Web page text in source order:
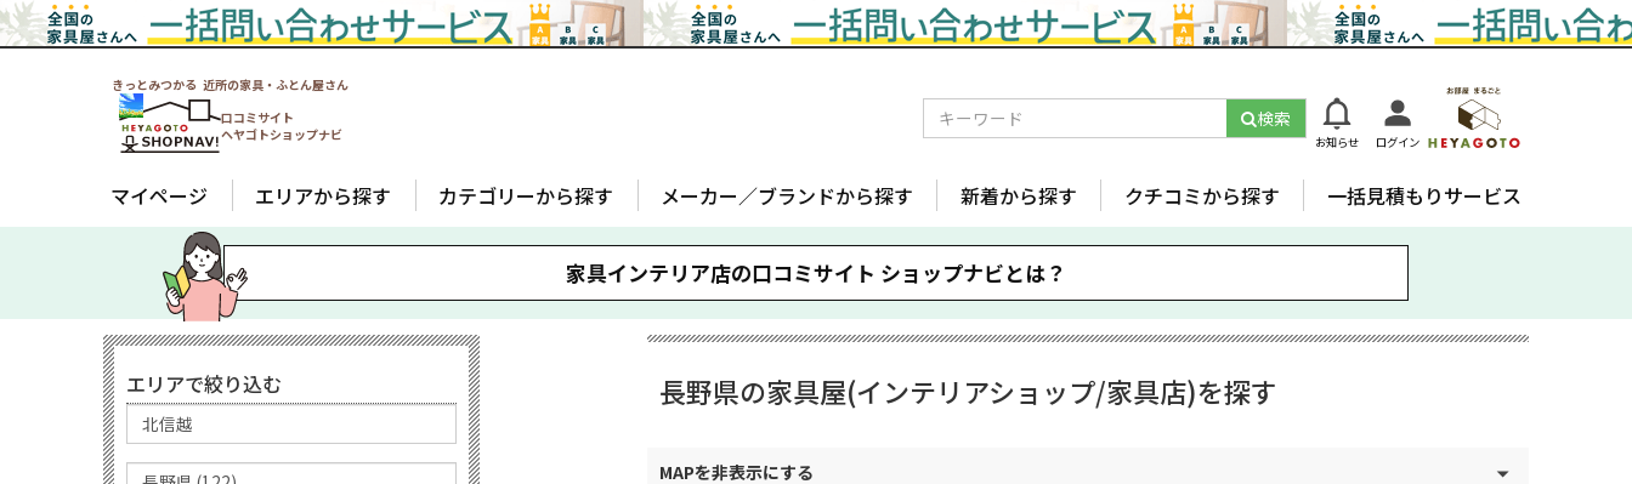
きっとみつかる 近所の家具・ふとん屋さん
口コミサイト
ヘヤゴトショップナビ
検索
お知らせ ログイン
マイページ エリアから探す カテゴリーから探す メーカー／ブランドから探す 新着から探す クチコミから探す 一括見積もりサービス
家具インテリア店の口コミサイト ショップナビとは？
長野県の家具屋(インテリアショップ/家具店)を探す
エリアで絞り込む